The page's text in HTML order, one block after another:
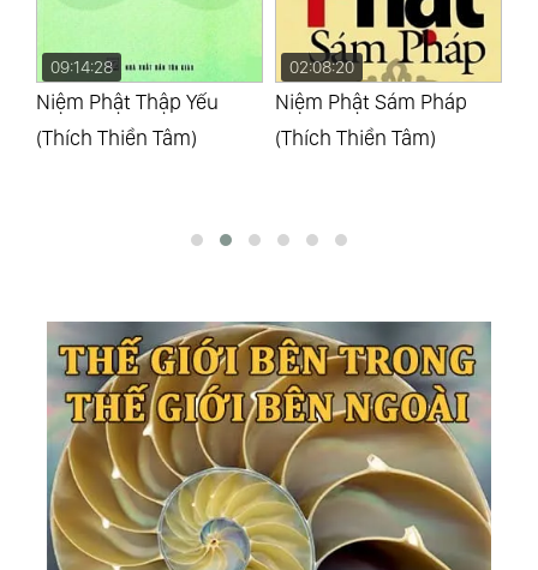
09:14:28
Niệm Phật Thập Yếu
(Thích Thiền Tâm)
02:08:20
Niệm Phật Sám Pháp
(Thích Thiền Tâm)